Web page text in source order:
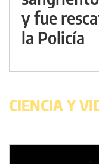
y fue
la Policía
CIENCIA Y